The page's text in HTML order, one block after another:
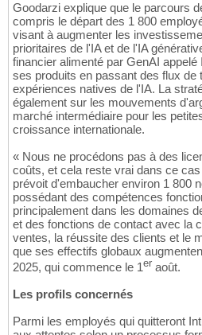
Goodarzi explique que le parcours
compris le départ des 1 800
visant à augmenter les
prioritaires de l'IA et de l'IA
financier alimenté par GenAI
ses produits en passant des flux de
expériences natives de l'IA. La
également sur les mouvements
marché intermédiaire pour les
croissance internationale.
« Nous ne procédons pas à des
coûts, et cela reste vrai dans ce
prévoit d'embaucher environ 1 800
possédant des compétences
principalement dans les domaines
et des fonctions de contact avec la
ventes, la réussite des clients et le
que ses effectifs globaux
2025, qui commence le 1er août.
Les profils concernés
Parmi les employés qui quitteront